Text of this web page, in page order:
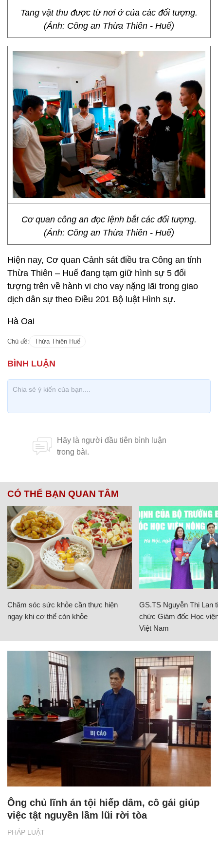
Tang vật thu được từ nơi ở của các đối tượng.
(Ảnh: Công an Thừa Thiên - Huế)
Cơ quan công an đọc lệnh bắt các đối tượng.
(Ảnh: Công an Thừa Thiên - Huế)
Hiện nay, Cơ quan Cảnh sát điều tra Công an tỉnh
Thừa Thiên – Huế đang tạm giữ hình sự 5 đối
tượng trên về hành vi cho vay nặng lãi trong giao
dịch dân sự theo Điều 201 Bộ luật Hình sự.
Hà Oai
Chủ đề: Thừa Thiên Huế
CÓ THỂ BẠN QUAN TÂM
Chăm sóc sức khỏe cần thực hiện
ngay khi cơ thể còn khỏe
GS.TS Nguyễn Thị Lan
chức Giám đốc Học
Việt Nam
PHÁP LUẬT
Ông chủ lĩnh án tội hiếp dâm, cô gái giúp
việc tật nguyền lầm lũi rời tòa